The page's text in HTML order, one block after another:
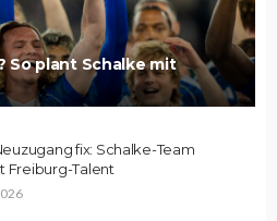
So plant Schalke mit
fix: Schalke-Team
Freiburg-Talent